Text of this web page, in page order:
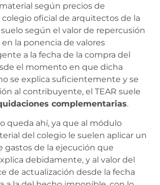
según precios de
oficial de arquitectos de la
según el valor de repercusión
la ponencia de valores
a la fecha de la compra del
el momento en que dicha
se explica suficientemente y se
al contribuyente, el TEAR suele
complementarias.
queda ahí, ya que al módulo
del colegio le suelen aplicar un
gastos de la ejecución que
debidamente, y al valor del
de actualización desde la fecha